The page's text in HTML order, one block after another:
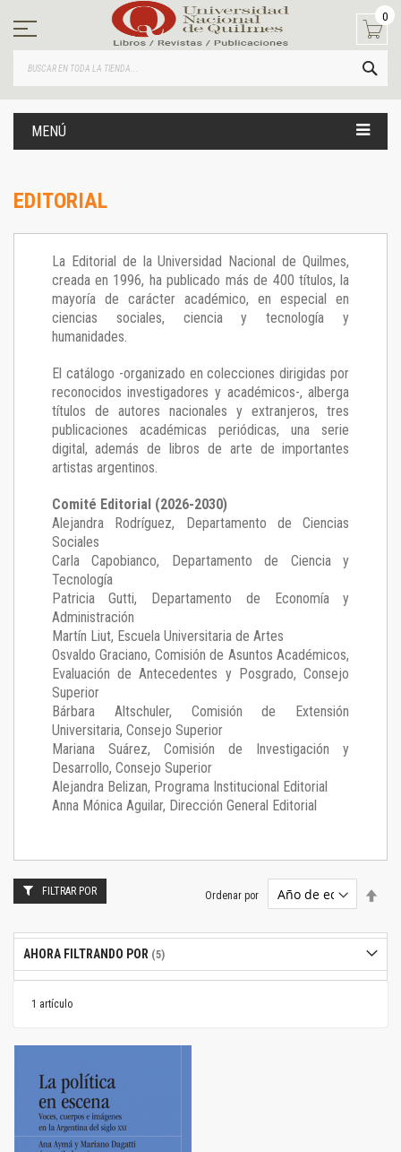
contenido
0
MENÚ
EDITORIAL
La Editorial de la Universidad Nacional de Quilmes,
creada en 1996, ha publicado más de 400 títulos, la
mayoría de carácter académico, en especial en
ciencias sociales, ciencia y tecnología y
humanidades.
El catálogo -organizado en colecciones dirigidas por
reconocidos investigadores y académicos-, alberga
títulos de autores nacionales y extranjeros, tres
publicaciones académicas periódicas, una serie
digital, además de libros de arte de importantes
artistas argentinos.
Comité Editorial (2026-2030)
Alejandra Rodríguez, Departamento de Ciencias
Sociales
Carla Capobianco, Departamento de Ciencia y
Tecnología
Patricia Gutti, Departamento de Economía y
Administración
Martín Liut, Escuela Universitaria de Artes
Osvaldo Graciano, Comisión de Asuntos Académicos,
Evaluación de Antecedentes y Posgrado, Consejo
Superior
Bárbara Altschuler, Comisión de Extensión
Universitaria, Consejo Superior
Mariana Suárez, Comisión de Investigación y
Desarrollo, Consejo Superior
Alejandra Belizan, Programa Institucional Editorial
Anna Mónica Aguilar, Dirección General Editorial
1 artículo
Ordenar por
FILTRAR POR
AHORA FILTRANDO POR